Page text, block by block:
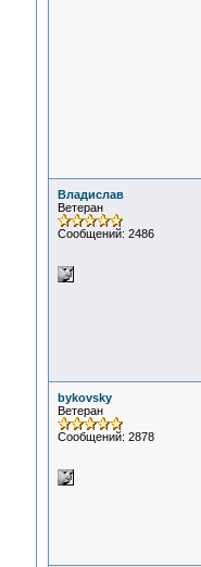
Владислав
Ветеран
Сообщений: 2486
bykovsky
Ветеран
Сообщений: 2878